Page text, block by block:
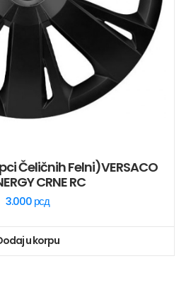
Čeličnih Felni)VERSACO
CRNE RC
3.000 рсд
u korpu